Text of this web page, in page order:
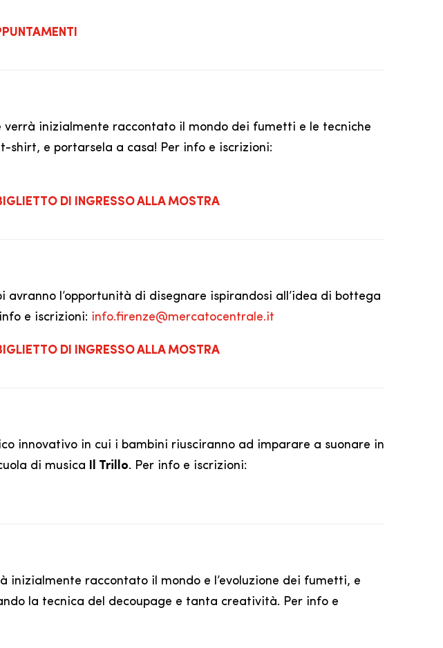
inizialmente raccontato il mondo dei fumetti e le tecniche
shirt, e portarsela a casa! Per info e iscrizioni:
DI INGRESSO ALLA MOSTRA
avranno l’opportunità di disegnare ispirandosi all’idea di bottega
e iscrizioni: info.firenze@mercatocentrale.it
DI INGRESSO ALLA MOSTRA
innovativo in cui i bambini riusciranno ad imparare a suonare in
di musica Il Trillo. Per info e iscrizioni:
raccontato il mondo e l’evoluzione dei fumetti, e
la tecnica del decoupage e tanta creatività. Per info e